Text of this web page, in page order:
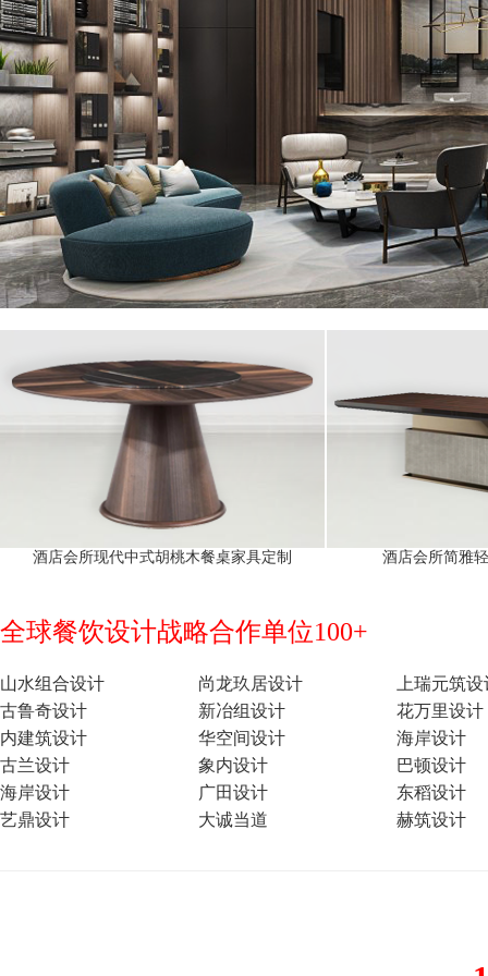
酒店会所现代中式胡桃木餐桌家具定制 酒店会所简雅
全球餐饮设计战略合作单位100+
山水组合设计 尚龙玖居设计
上瑞元筑
古鲁奇设计
新冶组设计
花万里设计
内建筑设计
华空间设计
海岸设计
古兰设计
象内设计
巴顿设计
海岸设计
广田设计
东稻设计
艺鼎设计
大诚当道 赫筑设计